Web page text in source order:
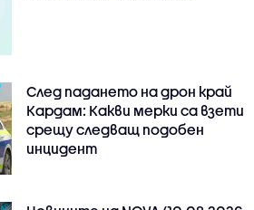
След падането на дрон край
Кардам: Какви мерки са взети
срещу следващ подобен
инцидент